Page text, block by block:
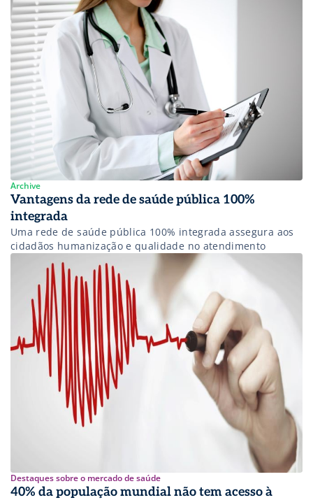
Archive
Vantagens da rede de saúde pública 100%
integrada
Uma rede de saúde pública 100% integrada assegura aos
cidadãos humanização e qualidade no atendimento
Destaques sobre o mercado de saúde
40% da população mundial não tem acesso à